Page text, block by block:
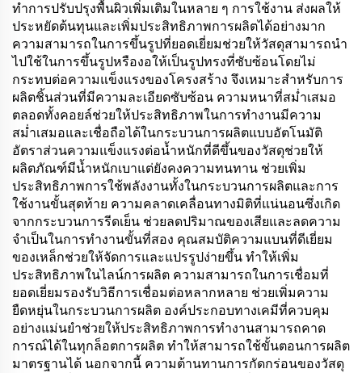
ทำการปรับปรุงพื้นผิวเพิ่มเติมในหลาย ๆ การใช้งาน ส่งผลให้
ประหยัดต้นทุนและเพิ่มประสิทธิภาพการผลิตได้อย่างมาก
ความสามารถในการขึ้นรูปที่ยอดเยี่ยมช่วยให้วัสดุสามารถนำ
ไปใช้ในการขึ้นรูปหรืองอให้เป็นรูปทรงที่ซับซ้อนโดยไม่
กระทบต่อความแข็งแรงของโครงสร้าง จึงเหมาะสำหรับการ
ผลิตชิ้นส่วนที่มีความละเอียดซับซ้อน ความหนาที่สม่ำเสมอ
ตลอดทั้งคอยล์ช่วยให้ประสิทธิภาพในการทำงานมีความ
สม่ำเสมอและเชื่อถือได้ในกระบวนการผลิตแบบอัตโนมัติ
อัตราส่วนความแข็งแรงต่อน้ำหนักที่ดีขึ้นของวัสดุช่วยให้
ผลิตภัณฑ์มีน้ำหนักเบาแต่ยังคงความทนทาน ช่วยเพิ่ม
ประสิทธิภาพการใช้พลังงานทั้งในกระบวนการผลิตและการ
ใช้งานขั้นสุดท้าย ความคลาดเคลื่อนทางมิติที่แน่นอนซึ่งเกิด
จากกระบวนการรีดเย็น ช่วยลดปริมาณของเสียและลดความ
จำเป็นในการทำงานขั้นที่สอง คุณสมบัติความแบนที่ดีเยี่ยม
ของเหล็กช่วยให้จัดการและแปรรูปง่ายขึ้น ทำให้เพิ่ม
ประสิทธิภาพในไลน์การผลิต ความสามารถในการเชื่อมที่
ยอดเยี่ยมรองรับวิธีการเชื่อมต่อหลากหลาย ช่วยเพิ่มความ
ยืดหยุ่นในกระบวนการผลิต องค์ประกอบทางเคมีที่ควบคุม
อย่างแม่นยำช่วยให้ประสิทธิภาพการทำงานสามารถคาด
การณ์ได้ในทุกล็อตการผลิต ทำให้สามารถใช้ขั้นตอนการผลิต
มาตรฐานได้ นอกจากนี้ ความต้านทานการกัดกร่อนของวัสดุ